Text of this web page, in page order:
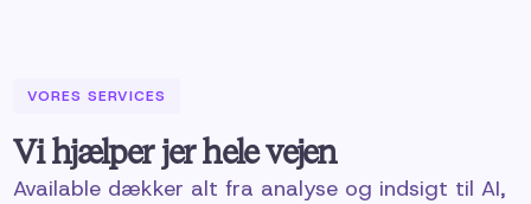
VORES SERVICES
Vi hjælper jer hele vejen
Available dækker alt fra analyse og indsigt til AI,